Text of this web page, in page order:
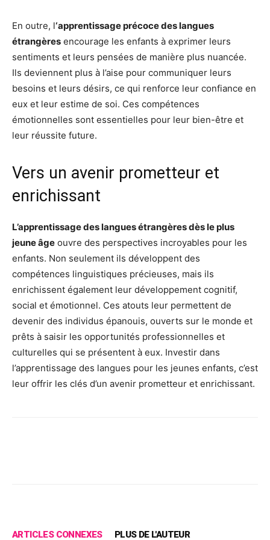
En outre, l‘apprentissage précoce des langues
étrangères encourage les enfants à exprimer leurs
sentiments et leurs pensées de manière plus nuancée.
Ils deviennent plus à l’aise pour communiquer leurs
besoins et leurs désirs, ce qui renforce leur confiance en
eux et leur estime de soi. Ces compétences
émotionnelles sont essentielles pour leur bien-être et
leur réussite future.
Vers un avenir prometteur et
enrichissant
L’apprentissage des langues étrangères dès le plus
jeune âge ouvre des perspectives incroyables pour les
enfants. Non seulement ils développent des
compétences linguistiques précieuses, mais ils
enrichissent également leur développement cognitif,
social et émotionnel. Ces atouts leur permettent de
devenir des individus épanouis, ouverts sur le monde et
prêts à saisir les opportunités professionnelles et
culturelles qui se présentent à eux. Investir dans
l’apprentissage des langues pour les jeunes enfants, c’est
leur offrir les clés d’un avenir prometteur et enrichissant.
ARTICLES CONNEXES PLUS DE L'AUTEUR